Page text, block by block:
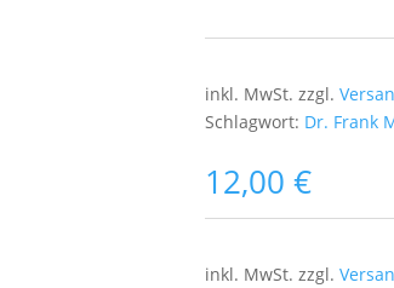
inkl. MwSt. zzgl.
Schlagwort: Dr. Frank
12,00€
inkl. MwSt. zzgl.